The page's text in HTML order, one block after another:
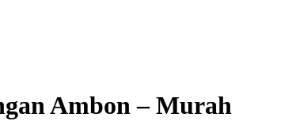
Ambon – Murah